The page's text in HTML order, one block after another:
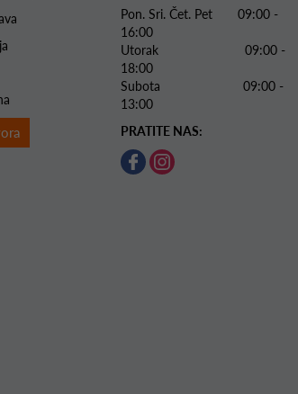
Pon. Sri. Čet. Pet 09:00 -
16:00
Utorak 09:00 -
18:00
Subota 09:00 -
13:00
PRATITE NAS: